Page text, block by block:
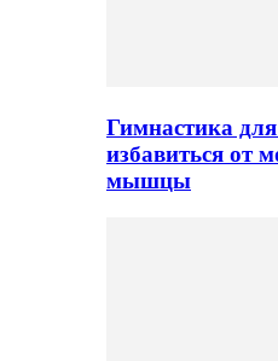
Гимнастика
избавиться от
мышцы